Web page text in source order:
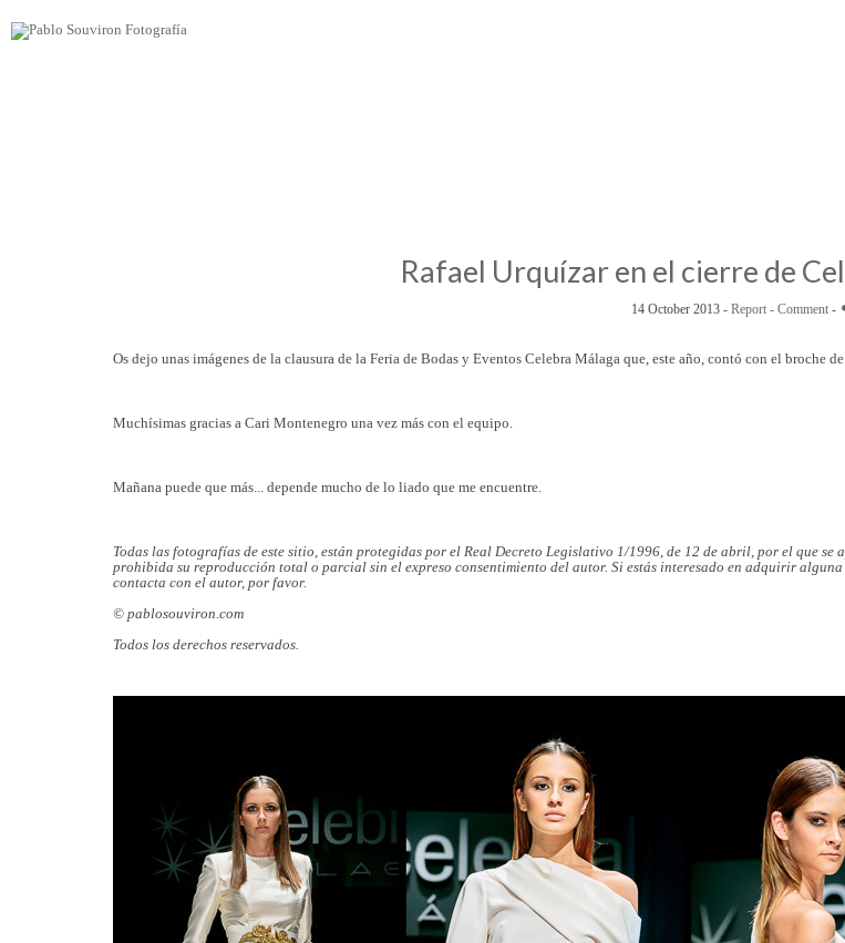
Rafael Urquízar en el cierre de
14 October 2013 - Report - Comment -
Os dejo unas imágenes de la clausura de la Feria de Bodas y Eventos Celebra Málaga que, este año, contó con el broche
Muchísimas gracias a Cari Montenegro una vez más con el equipo.
Mañana puede que más... depende mucho de lo liado que me encuentre.
Todas las fotografías de este sitio, están protegidas por el Real Decreto Legislativo 1/1996, de 12 de abril, por el que
prohibida su reproducción total o parcial sin el expreso consentimiento del autor. Si estás interesado en adquirir
contacta con el autor, por favor.
© pablosouviron.com
Todos los derechos reservados.